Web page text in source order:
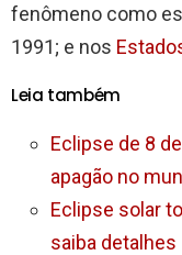
fenômeno como
1991; e nos
Leia também
Eclipse de 8
apagão no
Eclipse solar
saiba detalhes